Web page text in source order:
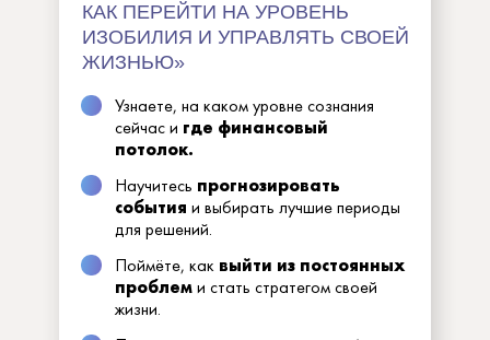
КАК ПЕРЕЙТИ НА УРОВЕНЬ
ИЗОБИЛИЯ И УПРАВЛЯТЬ СВОЕЙ
ЖИЗНЬЮ»
Поймёте, как выйти из постоянных
проблеми стать стратегом своей
жизни.
Научитесь прогнозировать
события и выбирать лучшие периоды
для решений.
Узнаете, на каком уровне сознания
сейчас и где финансовый
потолок.